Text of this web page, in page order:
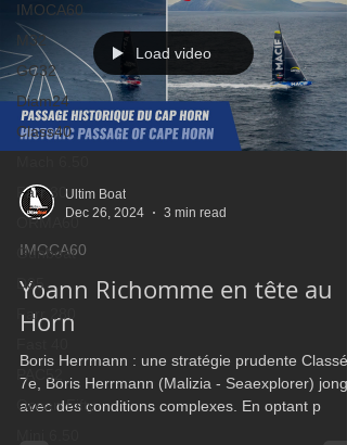
IMOCA60
M32
GC32
Diam24
Class40
Farr 30
ORMA60
Gunboat
D35
Farr 280
PAC52
Ocean Fifty
Load video
Ultim Boat
Dec 26, 2024
3 min read
IMOCA60
Yoann Richomme en tête au
Horn
Boris Herrmann : une stratégie prudente Classé
7e, Boris Herrmann (Malizia - Seaexplorer)
avec des conditions complexes. En optant p